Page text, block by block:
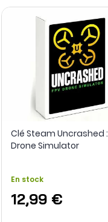
Clé Steam Uncrashed :
Drone Simulator
En stock
12,99 €